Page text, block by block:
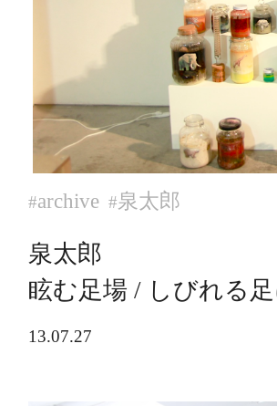
#archive #泉太郎
泉太郎
眩む足場 / しびれる
13.07.27